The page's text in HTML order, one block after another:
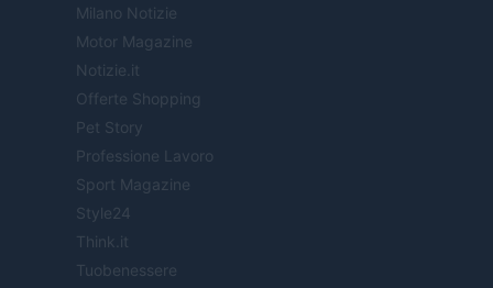
Milano Notizie
Motor Magazine
Notizie.it
Offerte Shopping
Pet Story
Professione Lavoro
Sport Magazine
Style24
Think.it
Tuobenessere